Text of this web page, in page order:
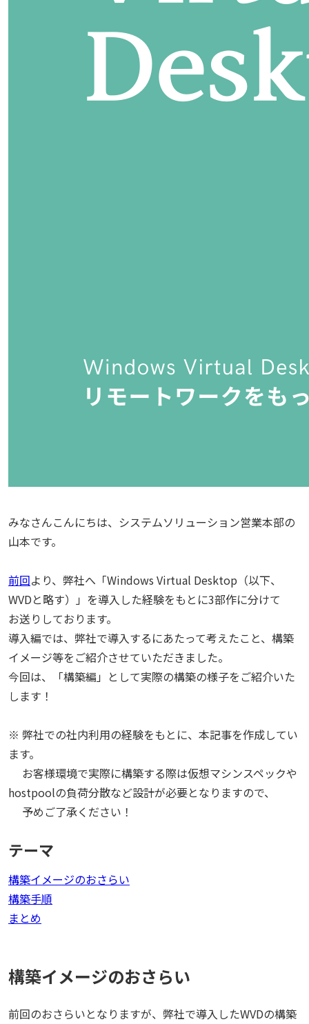
みなさんこんにちは、システムソリューション営業本部の
山本です。
前回より、弊社へ「Windows Virtual Desktop（以下、
WVDと略す）」を導入した経験をもとに3部作に分けて
お送りしております。
導入編では、弊社で導入するにあたって考えたこと、構築
イメージ等をご紹介させていただきました。
今回は、「構築編」として実際の構築の様子をご紹介いた
します！
※ 弊社での社内利用の経験をもとに、本記事を作成してい
ます。
お客様環境で実際に構築する際は仮想マシンスペックや
hostpoolの負荷分散など設計が必要となりますので、
予めご了承ください！
テーマ
構築イメージのおさらい
構築手順
まとめ
構築イメージのおさらい
前回のおさらいとなりますが、弊社で導入したWVDの構築